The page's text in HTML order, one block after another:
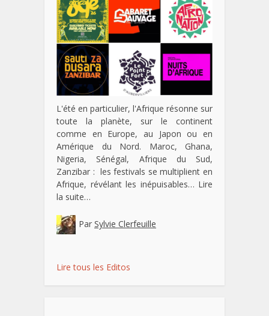
L'été en particulier, l'Afrique résonne sur
toute la planète, sur le continent
comme en Europe, au Japon ou en
Amérique du Nord. Maroc, Ghana,
Nigeria, Sénégal, Afrique du Sud,
Zanzibar : les festivals se multiplient en
Afrique, révélant les inépuisables… Lire
la suite…
Par Sylvie Clerfeuille
Lire tous les Editos